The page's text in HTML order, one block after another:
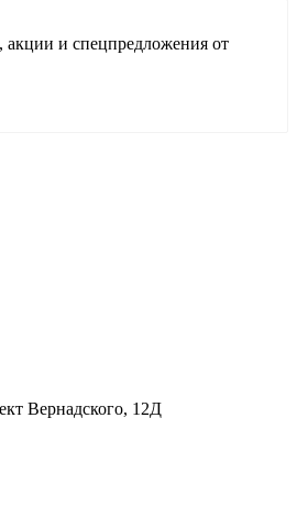
акции и спецпредложения от
Вернадского, 12Д